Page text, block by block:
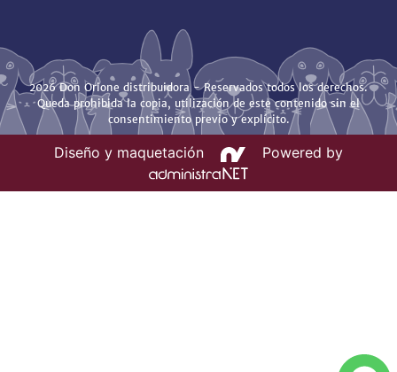
2026 Don Orione distribuidora - Reservados todos los derechos.
Queda prohibida la copia, utilización de este contenido sin el
consentimiento previo y explícito.
Diseño y maquetación Powered by